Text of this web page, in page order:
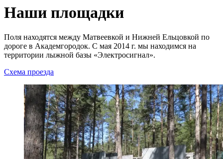
Наши площадки
Поля находятся между Матвеевкой и Нижней Ельцовкой по
дороге в Академгородок. С мая 2014 г. мы находимся на
территории лыжной базы «Электросигнал».
Схема проезда